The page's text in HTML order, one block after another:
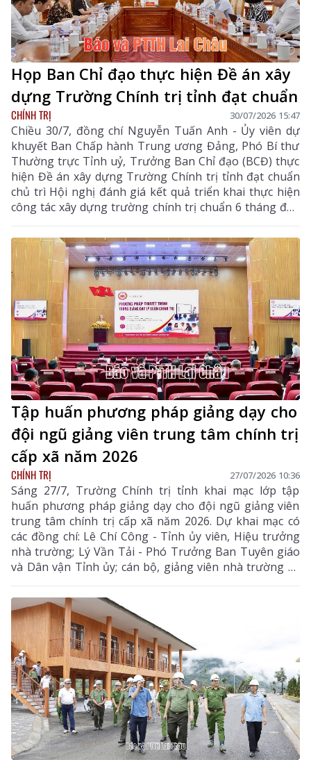
Họp Ban Chỉ đạo thực hiện Đề án xây
dựng Trường Chính trị tỉnh đạt chuẩn
CHÍNH TRỊ 30/07/2026 15:47
Chiều 30/7, đồng chí Nguyễn Tuấn Anh - Ủy viên dự
khuyết Ban Chấp hành Trung ương Đảng, Phó Bí thư
Thường trực Tỉnh uỷ, Trưởng Ban Chỉ đạo (BCĐ) thực
hiện Đề án xây dựng Trường Chính trị tỉnh đạt chuẩn
chủ trì Hội nghị đánh giá kết quả triển khai thực hiện
công tác xây dựng trường chính trị chuẩn 6 tháng đầu
năm, nhiệm vụ trọng tâm những tháng cuối năm 2026.
Tập huấn phương pháp giảng dạy cho
đội ngũ giảng viên trung tâm chính trị
cấp xã năm 2026
CHÍNH TRỊ 27/07/2026 10:36
Sáng 27/7, Trường Chính trị tỉnh khai mạc lớp tập
huấn phương pháp giảng dạy cho đội ngũ giảng viên
trung tâm chính trị cấp xã năm 2026. Dự khai mạc có
các đồng chí: Lê Chí Công - Tỉnh ủy viên, Hiệu trưởng
nhà trường; Lý Vần Tải - Phó Trưởng Ban Tuyên giáo
và Dân vận Tỉnh ủy; cán bộ, giảng viên nhà trường và
46 học viên tham lớp tập huấn.